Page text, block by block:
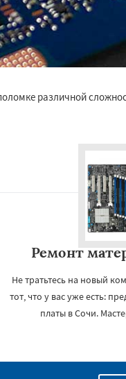
различной
Ремонт
Не тратьтесь на новый
тот, что у вас уже есть:
платы в Сочи.